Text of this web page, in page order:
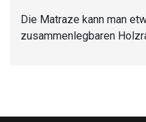
Die Matraze kann man
zusammenlegbaren